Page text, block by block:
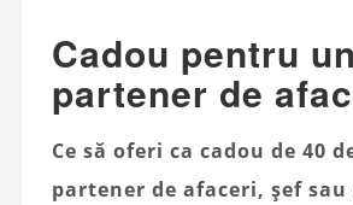
Cadou pentru un
partener de
Ce să oferi ca cadou de 40
partener de afaceri, șef sau